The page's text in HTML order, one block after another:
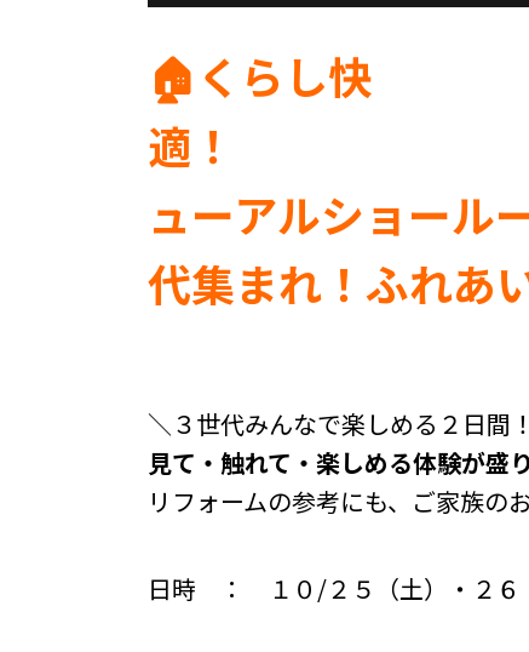
🏠くらし快
適！
ューアルショール
代集まれ！ふれあ
＼３世代みんなで楽しめる２日間
見て・触れて・楽しめる体験が盛
リフォームの参考にも、ご家族の
日時 ： １０/２５（土）・２６